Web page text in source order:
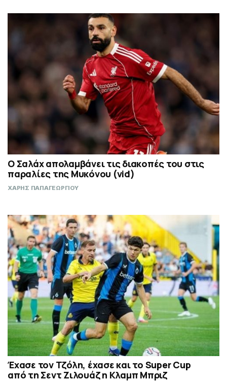
Ο Σαλάχ απολαμβάνει τις διακοπές του στις
παραλίες της Μυκόνου (vid)
ΧΑΡΗΣ ΠΑΠΑΓΕΩΡΓΙΟΥ
Έχασε τον Τζόλη, έχασε και το Super Cup
από τη Σεντ Ζιλουάζ η Κλαμπ Μπριζ